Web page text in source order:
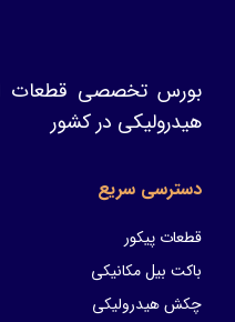
بورس تخصصی قطعات
هیدرولیکی در کشور
دسترسی سریع
قطعات پیکور
باکت بیل مکانیکی
چکش هیدرولیکی